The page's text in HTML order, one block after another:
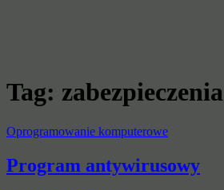
Tag: zabezpieczenia
Oprogramowanie komputerowe
Program antywirusowy